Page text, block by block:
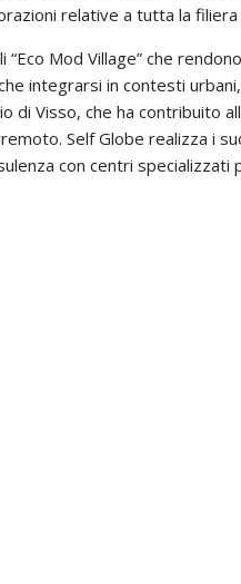
relative a tutta la
Mod Village” che
integrarsi in contesti
di Visso, che ha contribuito
Self Globe realizza i
con centri specializzati